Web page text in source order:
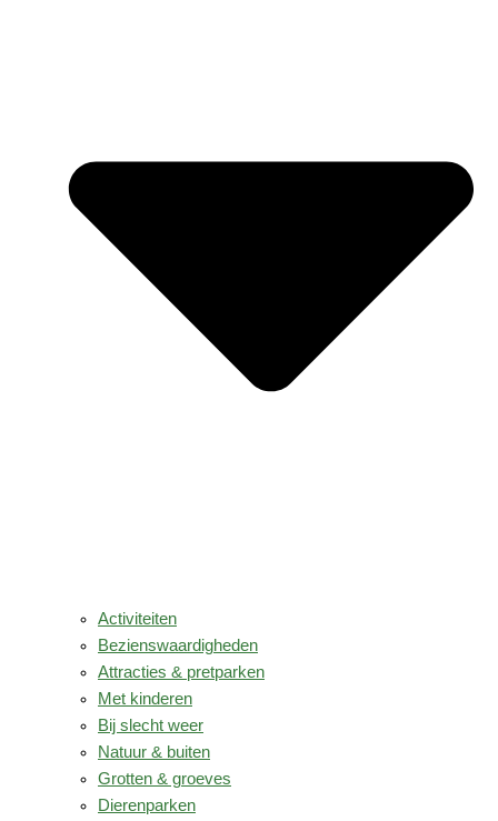
Activiteiten
Bezienswaardigheden
Attracties & pretparken
Met kinderen
Bij slecht weer
Natuur & buiten
Grotten & groeves
Dierenparken